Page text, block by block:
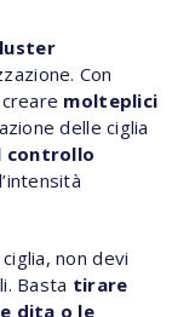
Con
molteplici
delle ciglia
controllo
non devi
Basta tirare
dita o le